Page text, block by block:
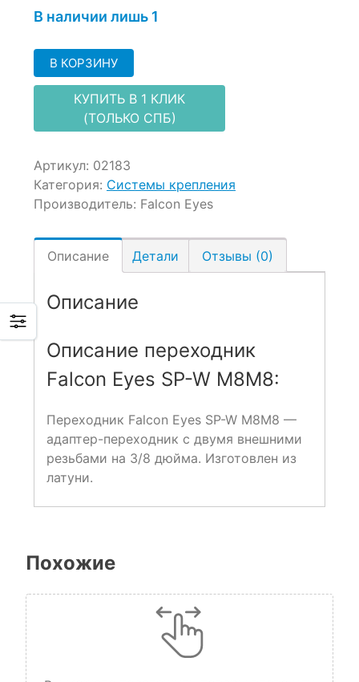
В наличии лишь 1
В КОРЗИНУ
КУПИТЬ В 1 КЛИК
(ТОЛЬКО СПБ)
Артикул: 02183
Категория: Системы крепления
Производитель: Falcon Eyes
Описание Детали Отзывы (0)
Описание
Описание переходник
Falcon Eyes SP-W M8M8:
Переходник Falcon Eyes SP-W M8M8 —
адаптер-переходник с двумя внешними
резьбами на 3/8 дюйма. Изготовлен из
латуни.
Похожие